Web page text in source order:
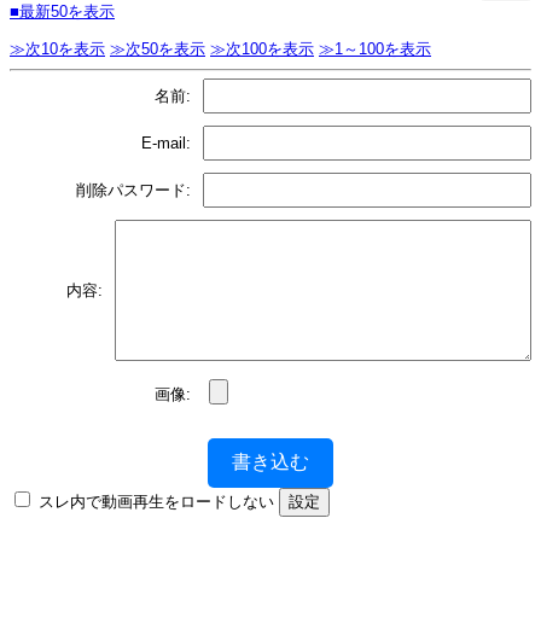
■最新50を表示
≫次10を表示 ≫次50を表示 ≫次100を表示 ≫1～100を表示
名前:
E-mail:
削除パスワード:
内容:
画像:
書き込む
スレ内で動画再生をロードしない